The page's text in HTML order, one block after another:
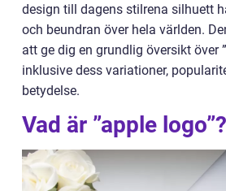
design till dagens stilrena silhuett
och beundran över hela världen.
att ge dig en grundlig översikt över
inklusive dess variationer,
betydelse.
Vad är ”apple logo”?